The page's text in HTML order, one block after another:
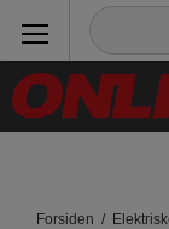
Forsiden /